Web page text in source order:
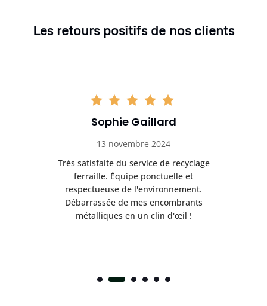
Les retours positifs de nos clients
Sophie Gaillard
13 novembre 2024
Très satisfaite du service de recyclage
ferraille. Équipe ponctuelle et
respectueuse de l'environnement.
Débarrassée de mes encombrants
métalliques en un clin d'œil !